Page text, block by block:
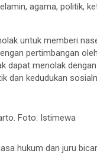
agama, politik,
untuk memberi
pertimbangan
dapat menolak
dan kedudukan
Foto: Istimewa
hukum dan juru